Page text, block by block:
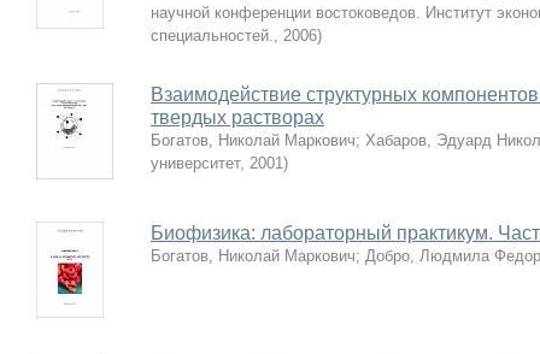
научной конференции востоковедов. Институт
специальностей., 2006)
Взаимодействие структурных
твердых растворах
Богатов, Николай Маркович; Хабаров, Эдуард
университет, 2001)
Биофизика: лабораторный практикум.
Богатов, Николай Маркович; Добро, Людмила